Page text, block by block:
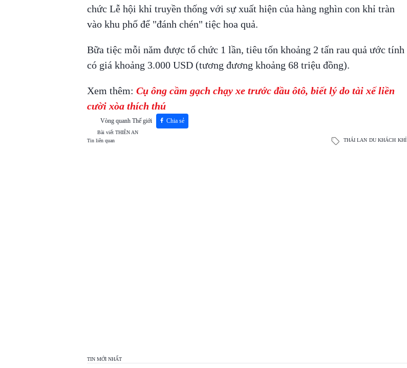
chức Lễ hội khỉ truyền thống với sự xuất hiện của hàng nghìn con khỉ tràn
vào khu phố để "đánh chén" tiệc hoa quả.
Bữa tiệc mỗi năm được tổ chức 1 lần, tiêu tốn khoảng 2 tấn rau quả ước tính
có giá khoảng 3.000 USD (tương đương khoảng 68 triệu đồng).
Xem thêm: Cụ ông cầm gạch chạy xe trước đầu ôtô, biết lý do tài xế liền
cười xòa thích thú
Vòng quanh Thế giới Chia sẻ
Bài viết THIÊN AN
Tin liên quan
THÁI LAN DU KHÁCH KHỈ
TIN MỚI NHẤT